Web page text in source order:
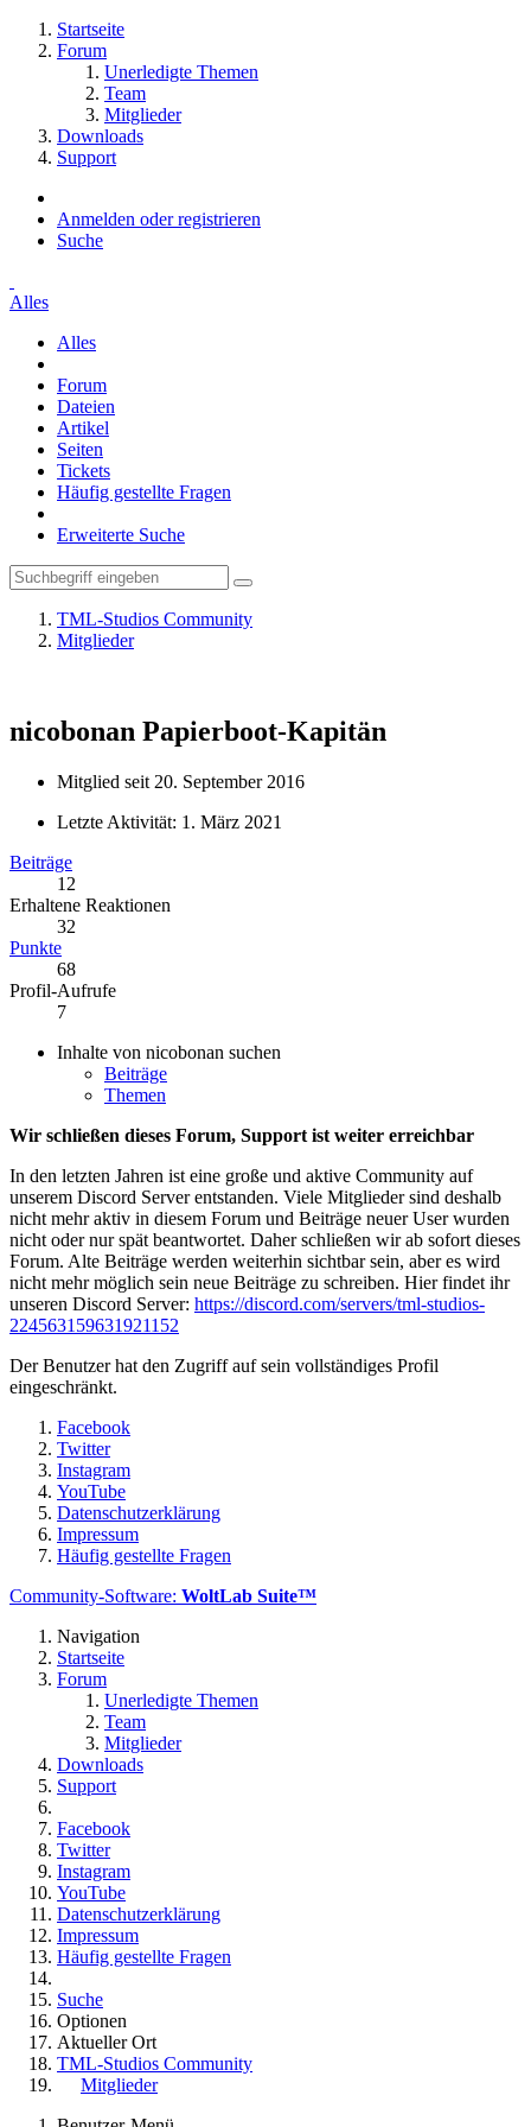
Startseite
Forum
Unerledigte Themen
Team
Mitglieder
Downloads
Support
Anmelden oder registrieren
Suche
Alles
Alles
Forum
Dateien
Artikel
Seiten
Tickets
Häufig gestellte Fragen
Erweiterte Suche
TML-Studios Community
Mitglieder
nicobonan Papierboot-Kapitän
Mitglied seit 20. September 2016
Letzte Aktivität: 1. März 2021
Beiträge
12
Erhaltene Reaktionen
32
Punkte
68
Profil-Aufrufe
7
Inhalte von nicobonan suchen
Beiträge
Themen
Wir schließen dieses Forum, Support ist weiter erreichbar
In den letzten Jahren ist eine große und aktive Community auf
unserem Discord Server entstanden. Viele Mitglieder sind deshalb
nicht mehr aktiv in diesem Forum und Beiträge neuer User wurden
nicht oder nur spät beantwortet. Daher schließen wir ab sofort dieses
Forum. Alte Beiträge werden weiterhin sichtbar sein, aber es wird
nicht mehr möglich sein neue Beiträge zu schreiben. Hier findet ihr
unseren Discord Server: https://discord.com/servers/tml-studios-
224563159631921152
Der Benutzer hat den Zugriff auf sein vollständiges Profil
eingeschränkt.
Facebook
Twitter
Instagram
YouTube
Datenschutzerklärung
Impressum
Häufig gestellte Fragen
Community-Software: WoltLab Suite™
Navigation
Startseite
Forum
Unerledigte Themen
Team
Mitglieder
Downloads
Support
Facebook
Twitter
Instagram
YouTube
Datenschutzerklärung
Impressum
Häufig gestellte Fragen
Suche
Optionen
Aktueller Ort
TML-Studios Community
Mitglieder